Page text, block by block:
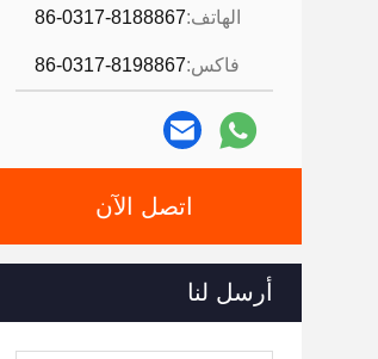
الهاتف:86-0317-8188867
فاكس:86-0317-8198867
اتصل الآن
أرسل لنا